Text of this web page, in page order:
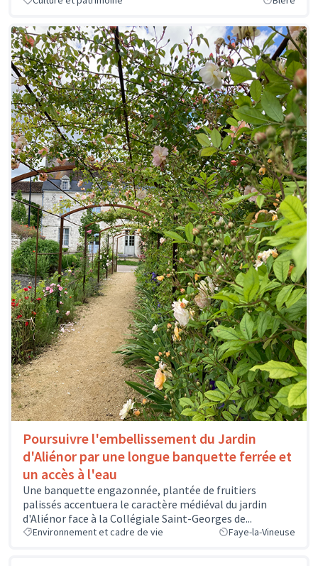
Poursuivre l'embellissement du Jardin
d'Aliénor par une longue banquette ferrée et
un accès à l'eau
Une banquette engazonnée, plantée de fruitiers
palissés accentuera le caractère médiéval du jardin
d'Aliénor face à la Collégiale Saint-Georges de...
Environnement et cadre de vie Faye-la-Vineuse